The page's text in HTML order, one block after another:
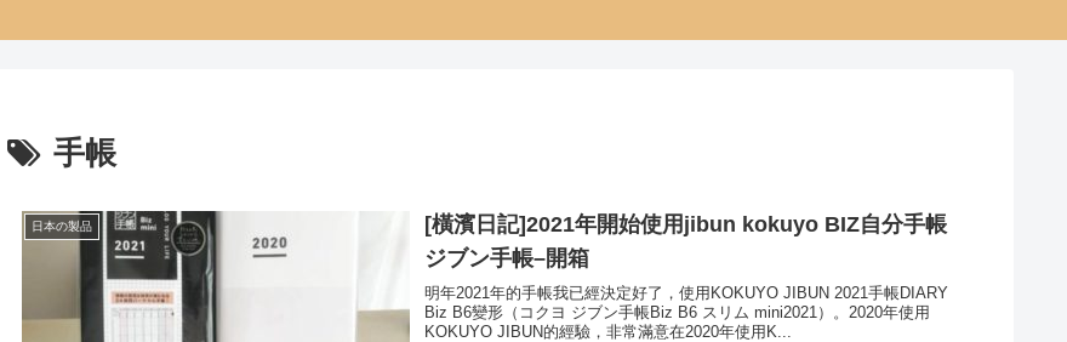
手帳
日本の製品
[橫濱日記]2021年開始使用jibun kokuyo BIZ自分手帳
ジブン手帳–開箱
明年2021年的手帳我已經決定好了，使用KOKUYO JIBUN 2021手帳DIARY
Biz B6變形（コクヨ ジブン⼿帳Biz B6 スリム mini2021）。2020年使用
KOKUYO JIBUN的經驗，非常滿意在2020年使用K...